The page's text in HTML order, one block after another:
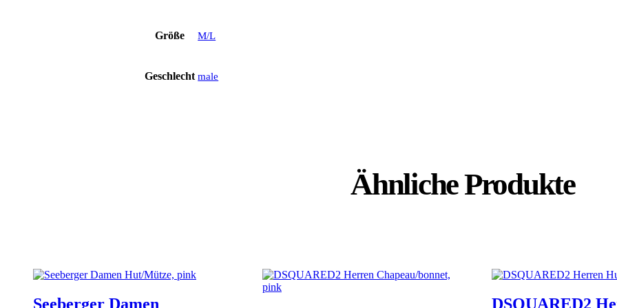
Größe M/L
Geschlecht male
Ähnliche Produkte
Seeberger Damen DSQUARED2